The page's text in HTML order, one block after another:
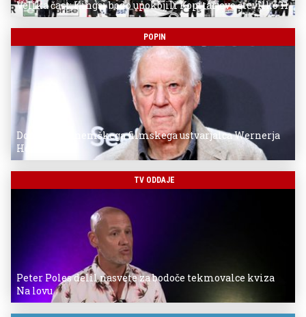
Velika čast: Kingsi bodo upokojili Kopitarjevo številko 11
POPIN
Donostia za nemškega filmskega ustvarjalca Wernerja
Herzoga
TV ODDAJE
Peter Poles delil nasvete za bodoče tekmovalce kviza
Na lovu